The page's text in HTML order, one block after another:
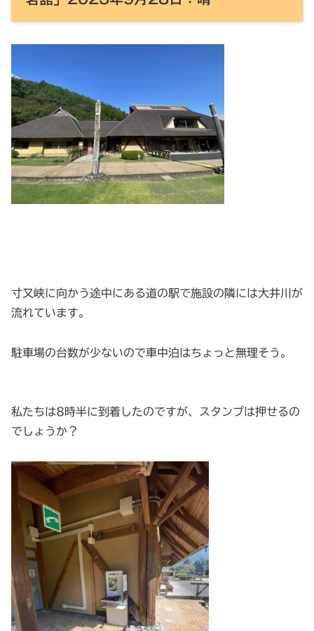
寸又峡に向かう途中にある道の駅で施設の隣には大井川が
流れています。
駐車場の台数が少ないので車中泊はちょっと無理そう。
私たちは8時半に到着したのですが、スタンプは押せるの
でしょうか？